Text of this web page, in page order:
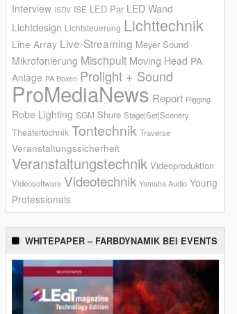
Interview ISDV ISE LED Par LED Wand
Lichtdesign Lichtsteuerung Lichttechnik
Line Array Live-Streaming Meyer Sound
Mikrofonierung Mischpult Moving Head PA
Anlage PA Boxen Prolight + Sound
ProMediaNews Report Rigging
Robe Lighting SGM Shure Stage|Set|Scenery
Theatertechnik Tontechnik Traverse
Veranstaltungssicherheit
Veranstaltungstechnik Videoproduktion
Videosoftware Videotechnik Yamaha Audio Young
Professionals
WHITEPAPER – FARBDYNAMIK BEI EVENTS